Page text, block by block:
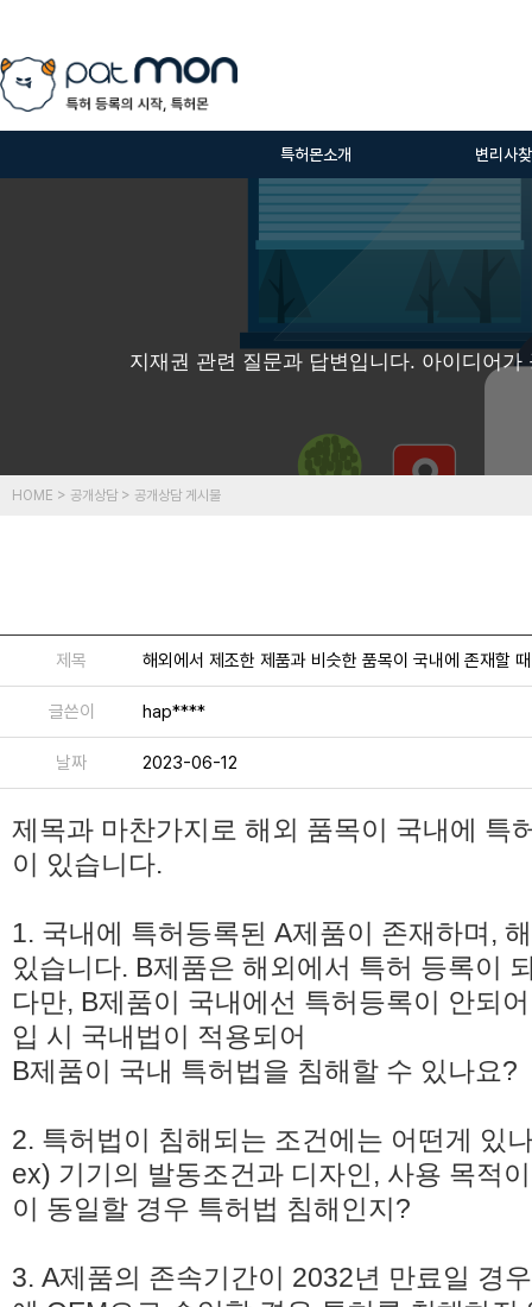
특허몬소개 변리사
지재권 관련 질문과 답변입니다. 아이디어
HOME > 공개상담 > 공개상담 게시물
제목 해외에서 제조한 제품과 비슷한 품목이 국내에 존재할
글쓴이 hap****
날짜 2023-06-12
제목과 마찬가지로 해외 품목이 국내에 특
이 있습니다.
1. 국내에 특허등록된 A제품이 존재하며,
있습니다. B제품은 해외에서 특허 등록이
다만, B제품이 국내에선 특허등록이 안되
입 시 국내법이 적용되어
B제품이 국내 특허법을 침해할 수 있나요?
2. 특허법이 침해되는 조건에는 어떤게 있
ex) 기기의 발동조건과 디자인, 사용 목적
이 동일할 경우 특허법 침해인지?
3. A제품의 존속기간이 2032년 만료일 경